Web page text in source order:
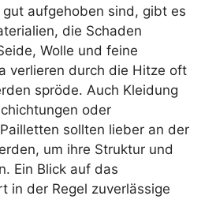
aufgehoben sind, gibt es
die Schaden
Wolle und feine
verlieren durch die Hitze oft
spröde. Auch Kleidung
oder
sollten lieber an der
um ihre Struktur und
Ein Blick auf das
in der Regel zuverlässige